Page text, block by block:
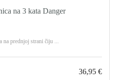
na 3 kata Danger
na prednjoj strani čiju ...
36,95 €